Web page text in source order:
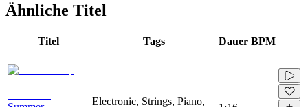
Ähnliche Titel
Titel Tags Dauer BPM
Electronic, Strings, Piano,